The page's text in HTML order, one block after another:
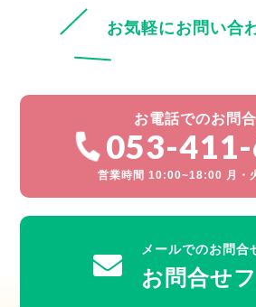
お気軽にお問い合
お電話でのお問
053-
営業時間 10:00~18:00 月・
メールでのお問合
お問合せ